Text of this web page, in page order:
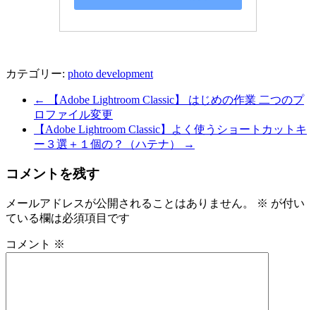
カテゴリー: photo development
←
【Adobe Lightroom Classic】 はじめの作業 二つのプ
ロファイル変更
【Adobe Lightroom Classic】よく使うショートカットキ
ー３選＋１個の？（ハテナ）
→
コメントを残す
メールアドレスが公開されることはありません。 ※ が付い
ている欄は必須項目です
コメント ※